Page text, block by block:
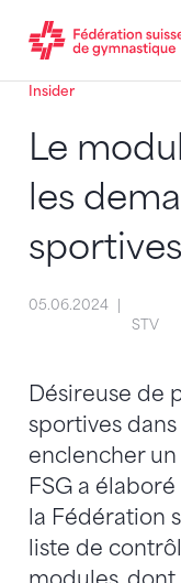
Passer au contenu
Naviguer vers le
JavaScript est
Insider
Le
les
sportives
05.06.2024
STV
Désireuse de
sportives dans
enclencher
FSG a
la Fédération
liste de